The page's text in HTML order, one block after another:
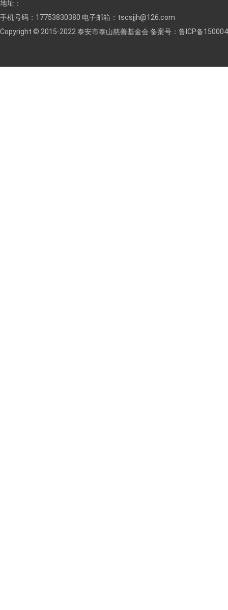
地址：
手机号码：17753830380 电子邮箱：tscsjjh@126.com
Copyright © 2015-2022 泰安市泰山慈善基金会 备案号： 鲁ICP备